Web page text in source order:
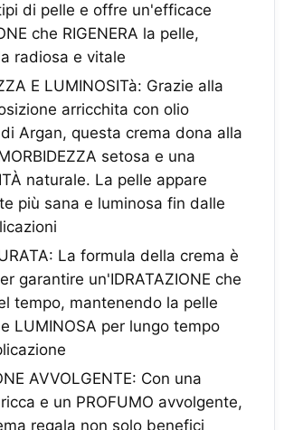
di pelle e offre un'efficace
che RIGENERA la pelle,
radiosa e vitale
E LUMINOSITà: Grazie alla
arricchita con olio
Argan, questa crema dona alla
setosa e una
naturale. La pelle appare
più sana e luminosa fin dalle
La formula della crema è
garantire un'IDRATAZIONE che
tempo, mantenendo la pelle
e LUMINOSA per lungo tempo
AVVOLGENTE: Con una
e un PROFUMO avvolgente,
regala non solo benefici